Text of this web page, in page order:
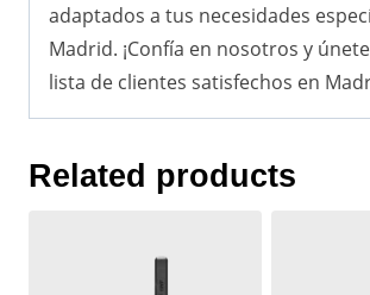
adaptados a tus necesidades
Madrid. ¡Confía en nosotros y
lista de clientes satisfechos en
Related products